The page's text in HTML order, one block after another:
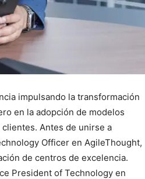
impulsando la transformación
en la adopción de modelos
Antes de unirse a
Officer en AgileThought,
de centros de excelencia.
President of Technology en